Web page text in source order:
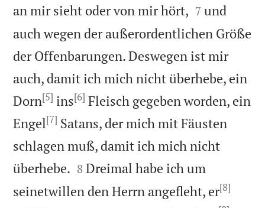
an mir sieht oder von mir hört, 

7 und
auch wegen der außerordentlichen Größe
der Offenbarungen. Deswegen ist mir
auch, damit ich mich nicht überhebe, ein
Dorn[5] ins[6] Fleisch gegeben worden, ein
Engel[7] Satans, der mich mit Fäusten
schlagen muß, damit ich mich nicht
überhebe. 

8 Dreimal habe ich um
seinetwillen den Herrn angefleht, er[8]